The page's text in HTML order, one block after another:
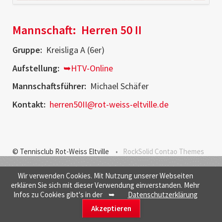
Mannschaft: Herren 50 II
Gruppe: Kreisliga A (6er)
Aufstellung: ➥HTV-Online
Mannschaftsführer: Michael Schäfer
Kontakt: herren50II@rot-weiss-eltville.de
© Tennisclub Rot-Weiss Eltville RockSolid Contao Themes
Wir verwenden Cookies. Mit Nutzung unserer Webseiten
erklären Sie sich mit dieser Verwendung einverstanden. Mehr
Infos zu Cookies gibt's in der ➥
Datenschutzerklärung
Akzeptieren